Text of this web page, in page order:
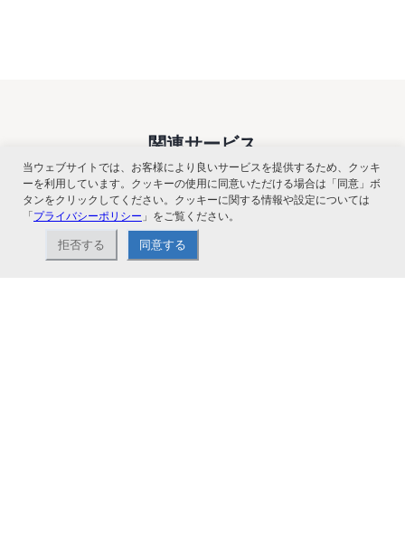
関連サービス
当ウェブサイトでは、お客様により良いサービスを提供するため、クッキ
ーを利用しています。クッキーの使用に同意いただける場合は「同意」ボ
タンをクリックしてください。クッキーに関する情報や設定については
「プライバシーポリシー 」をご覧ください。
拒否する 同意する